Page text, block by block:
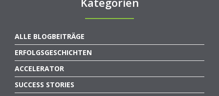
ALLE BLOGBEITRÄGE
ERFOLGSGESCHICHTEN
ACCELERATOR
SUCCESS STORIES